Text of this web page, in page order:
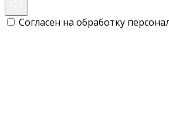
Согласен на обработку